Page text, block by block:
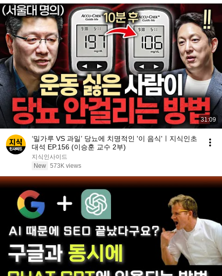
31:09
‘밀가루 VS 과일’ 당뇨에 치명적인 '이 음식'ㅣ지식인초
대석 EP.156 (이승훈 교수 2부)
지식인사이드
New 573K views